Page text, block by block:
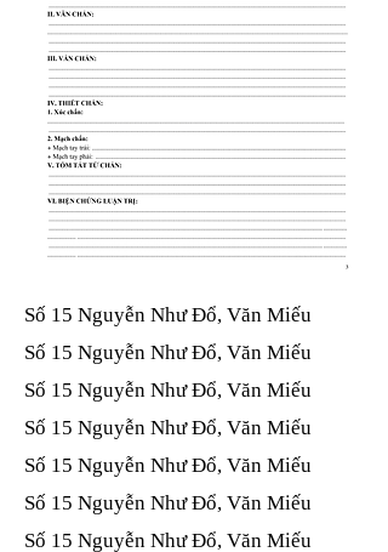
Số 15 Nguyễn Như Đổ, Văn Miếu​​​​
Số 15 Nguyễn Như Đổ, Văn Miếu​​​​
Số 15 Nguyễn Như Đổ, Văn Miếu​​​​
Số 15 Nguyễn Như Đổ, Văn Miếu​​​​
Số 15 Nguyễn Như Đổ, Văn Miếu​​​​
Số 15 Nguyễn Như Đổ, Văn Miếu​​​​
Số 15 Nguyễn Như Đổ, Văn Miếu​​​​